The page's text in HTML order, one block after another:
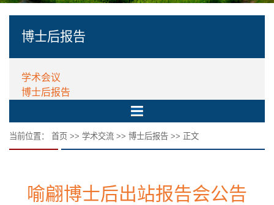
博士后报告
学术会议
博士后报告
当前位置： 首页 >> 学术交流 >> 博士后报告 >> 正文
喻翩博士后出站报告会公告